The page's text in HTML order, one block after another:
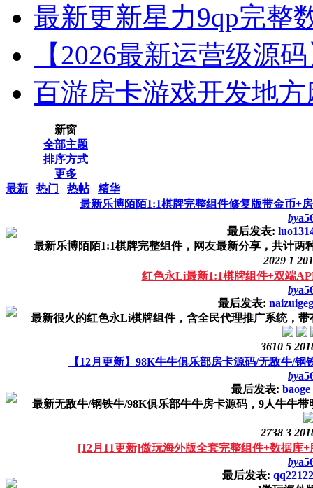
最新更新星力9qp完整
【2026最新运营级源
百游房卡游戏开发地
新窗
全部主题
排序方式
更多
最新
热门 热帖
精华
最新乐博陌陌1:1棋牌完整组件修复版带金币+
by
最后发表:
最新乐博陌陌1:1棋牌完整组件，网友最新分享，共计
2029 1
红色永Li最新1:1棋牌组件+双端
by
最后发表:
最新很火的红色永Li棋牌组件，含全民代理推广系统，
3610 5
【12月更新】98K牛牛俱乐部房卡源码/无敌牛/
by
最后发表: baoge
最新无敌牛/钢铁牛/98K俱乐部牛牛房卡源码，9人牛牛
2738 3
[12月11更新]傲玩海外版全套完整组件+数据库
by
最后发表: